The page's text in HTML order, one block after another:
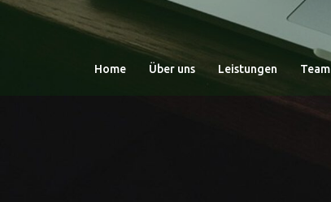
Zum
Home Über uns Leistungen Team